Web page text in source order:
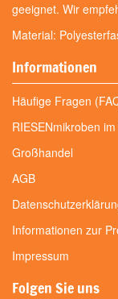
geeignet. Wir
Material:
Informationen
Häufige Fragen
RIESENmikroben
Großhandel
AGB
Informationen zur
Impressum
Folgen Sie uns